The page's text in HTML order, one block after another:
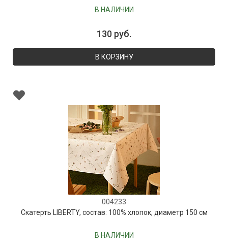
В НАЛИЧИИ
130 руб.
В КОРЗИНУ
004233
Скатерть LIBERTY, состав: 100% хлопок, диаметр 150 см
В НАЛИЧИИ